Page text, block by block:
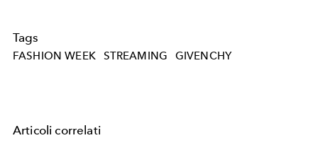
Tags
FASHION WEEK STREAMING GIVENCHY
Articoli correlati